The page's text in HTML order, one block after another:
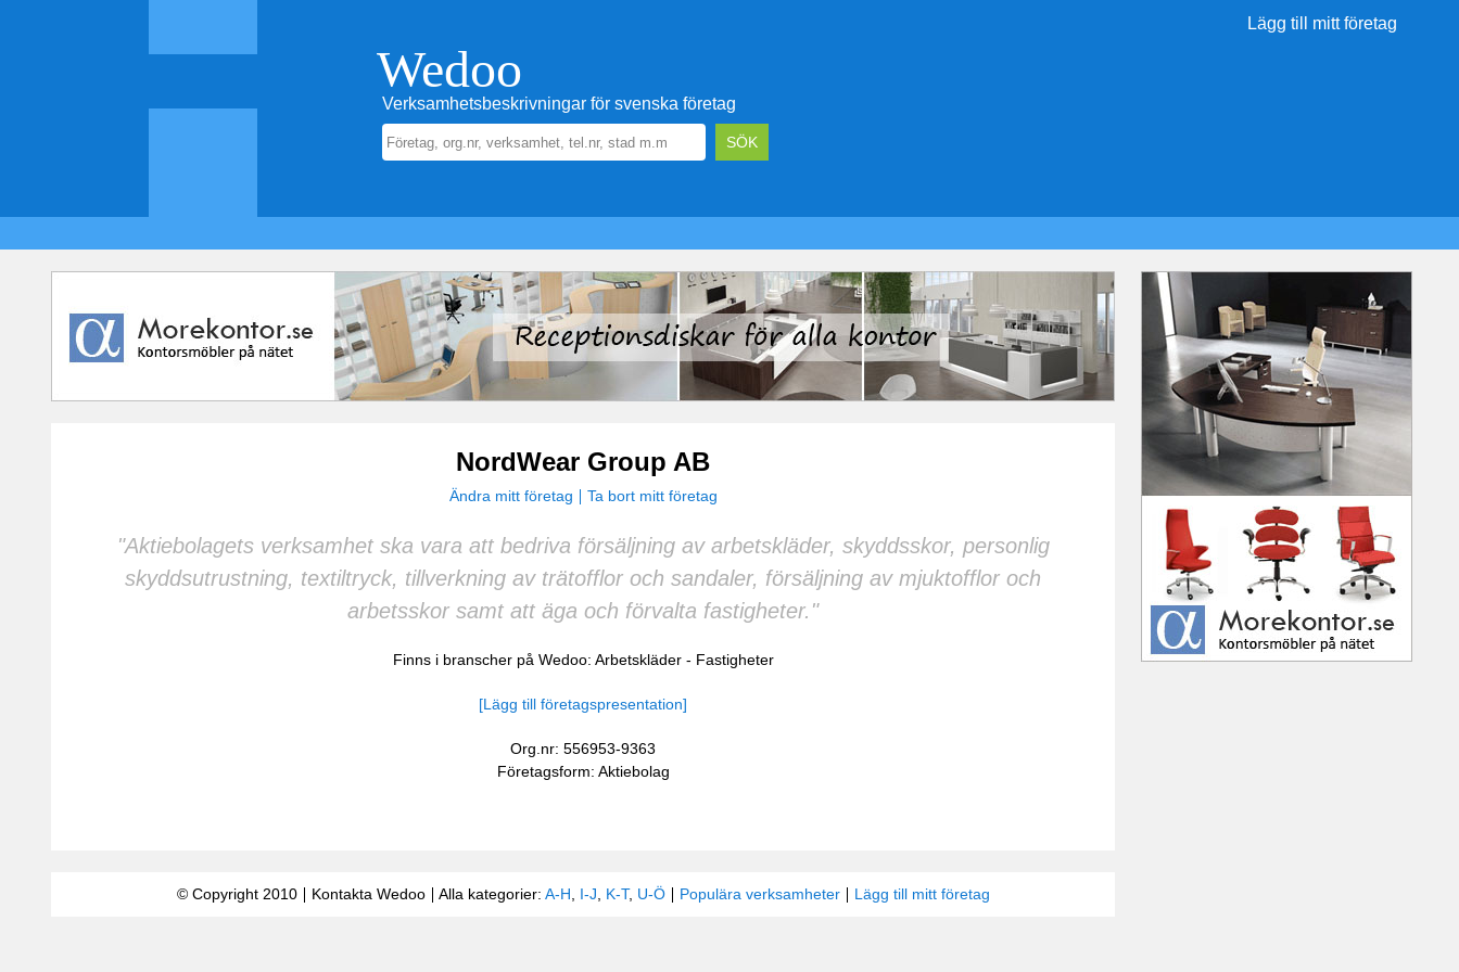
Lägg till mitt företag
Wedoo
Verksamhetsbeskrivningar för svenska företag
NordWear Group AB
Ändra mitt företag Ta bort mitt företag
"Aktiebolagets verksamhet ska vara att bedriva försäljning av arbetskläder, skyddsskor, personlig
skyddsutrustning, textiltryck, tillverkning av trätofflor och sandaler, försäljning av mjuktofflor och
arbetsskor samt att äga och förvalta fastigheter."
Finns i branscher på Wedoo: Arbetskläder- Fastigheter
[Lägg till företagspresentation]
Org.nr: 556953-9363
Företagsform: Aktiebolag
© Copyright 2010 Kontakta Wedoo Alla kategorier: A-H I-J K-T, U-Ö Populära verksamheter Lägg till mitt företag